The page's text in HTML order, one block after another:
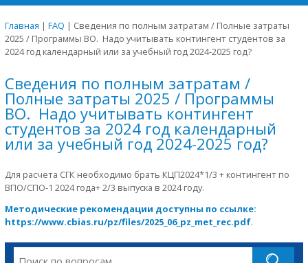
Главная | FAQ | Сведения по полным затратам / Полные затраты
2025 / Программы ВО. Надо учитывать контингент студентов за
2024 год календарный или за учебный год 2024-2025 год?
Сведения по полным затратам /
Полные затраты 2025 / Программы
ВО. Надо учитывать контингент
студентов за 2024 год календарный
или за учебный год 2024-2025 год?
Для расчета СГК необходимо брать КЦП2024*1/3 + контингент по
ВПО/СПО-1 2024 года+ 2/3 выпуска в 2024 году.
Методические рекомендации доступны по ссылке:
https://www.cbias.ru/pz/files/2025_06_pz_met_rec.pdf.